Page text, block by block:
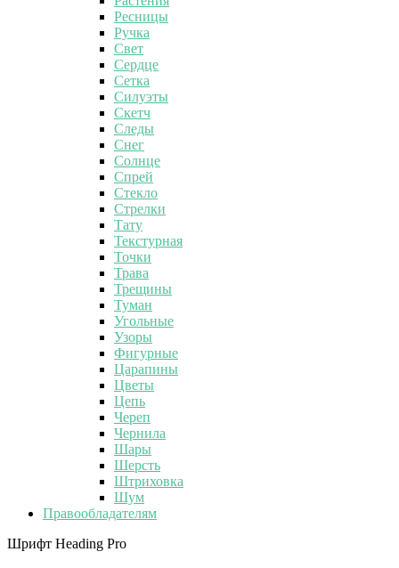
Ресницы
Ручка
Свет
Сердце
Сетка
Силуэты
Скетч
Следы
Снег
Солнце
Спрей
Стекло
Стрелки
Тату
Текстурная
Точки
Трава
Трещины
Туман
Угольные
Узоры
Фигурные
Царапины
Цветы
Цепь
Череп
Чернила
Шары
Шерсть
Штриховка
Шум
Правообладателям
Шрифт Heading Pro